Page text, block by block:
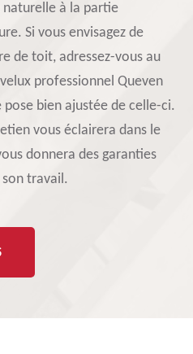
naturelle à la partie
Si vous envisagez de
de toit, adressez-vous au
professionnel Queven
bien ajustée de celle-ci.
vous éclairera dans le
donnera des garanties
travail.